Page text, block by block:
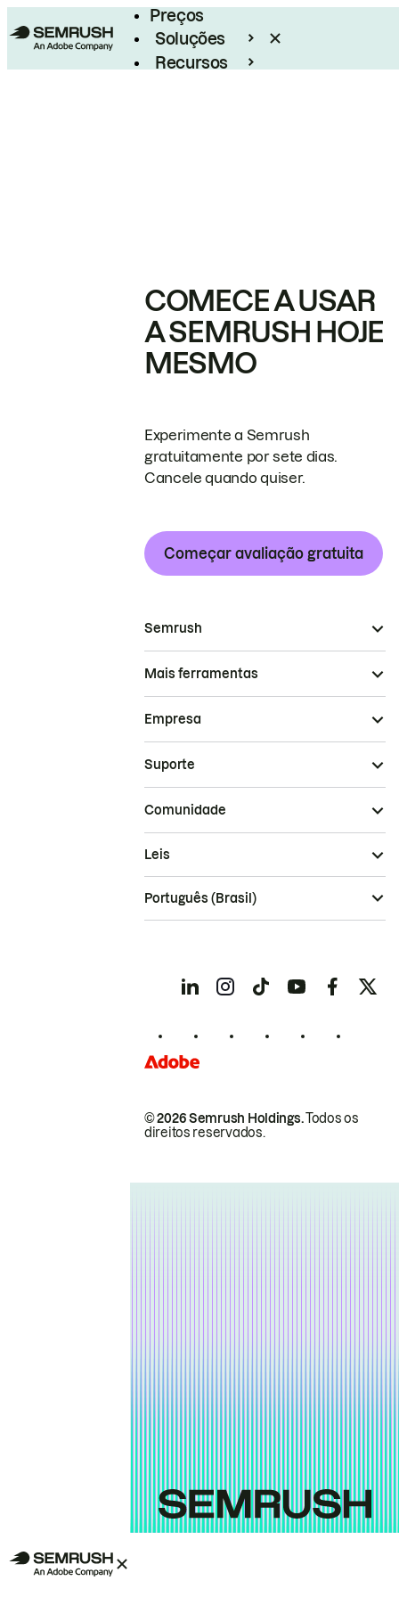
Preços
Soluções
Recursos
COMECE A USAR
A SEMRUSH HOJE
MESMO
Experimente a Semrush
gratuitamente por sete dias.
Cancele quando quiser.
Começar avaliação gratuita
Semrush
Mais ferramentas
Empresa
Suporte
Comunidade
© 2026 Semrush Holdings.Todos os
direitos reservados.
Leis
Português (Brasil)